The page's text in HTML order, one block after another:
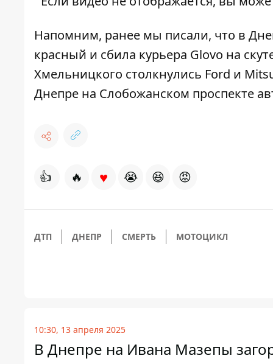
Напомним, ранее мы писали, что в
красный и сбила курьера Glovo на
Хмельницкого столкнулись Ford и
Днепре на Слобожанском проспекте
👍 🔥 ♥ 😭 😆 😡
ДТП ДНЕПР СМЕРТЬ МОТОЦИКЛ
10:30, 13 апреля 2025
В Днепре на Ивана Мазепы